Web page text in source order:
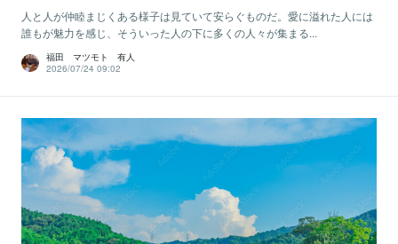
人と人が仲睦まじくある様子は見ていて安らぐものだ。愛に溢れた人には
誰もが魅力を感じ、そういった人の下に多くの人々が集まる...
福田 マツモト 有人
2026/07/24 09:02